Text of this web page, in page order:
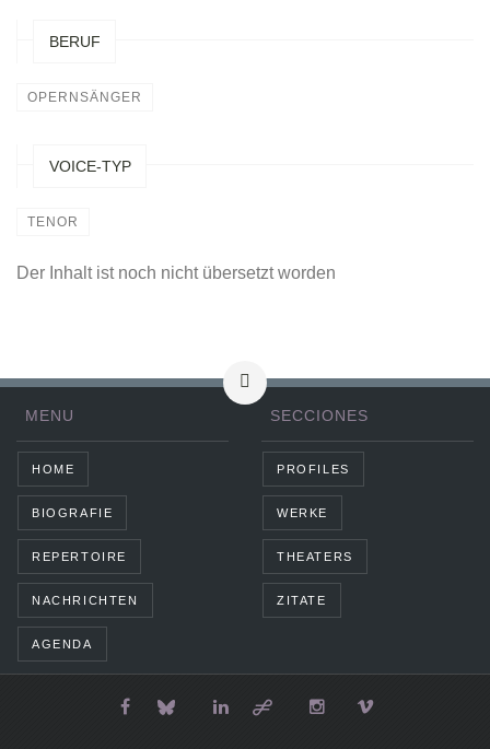
BERUF
OPERNSÄNGER
VOICE-TYP
TENOR
Der Inhalt ist noch nicht übersetzt worden
MENU
HOME
BIOGRAFIE
REPERTOIRE
NACHRICHTEN
AGENDA
SECCIONES
PROFILES
WERKE
THEATERS
ZITATE